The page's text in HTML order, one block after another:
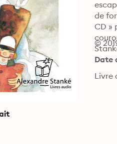
de
CD »
©
Date
Livre